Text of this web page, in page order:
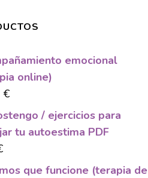
emocional
online)
€
/ ejercicios para
tu autoestima PDF
que funcione (terapia de